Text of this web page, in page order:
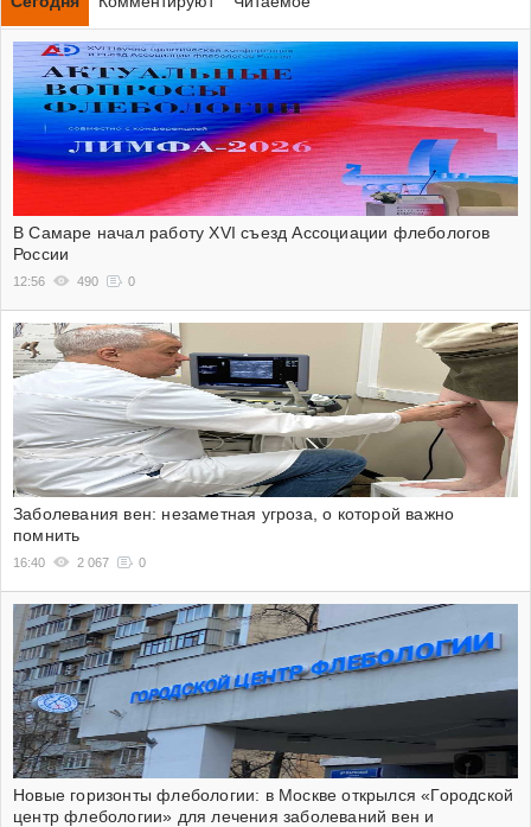
В Самаре начал работу XVI съезд Ассоциации флебологов
России
12:56 490 0
Заболевания вен: незаметная угроза, о которой важно
помнить
16:40 2 067 0
Новые горизонты флебологии: в Москве открылся «Городской
центр флебологии» для лечения заболеваний вен и